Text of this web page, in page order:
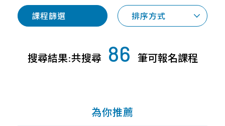
課程篩選 排序方式
搜尋結果:共搜尋 86 筆可報名課程
為你推薦
案
產
人
才
募
企
責
牌
合
合
作
基
桃
苗